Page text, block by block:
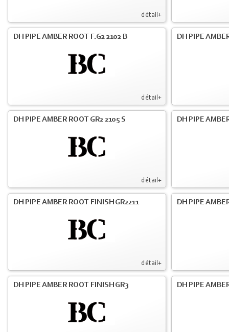
détail+
détail+
DH PIPE AMBER ROOT F.G2 2102 B DH PIPE
détail+
DH PIPE AMBER ROOT GR2 2105 S DH PIPE
détail+
DH PIPE AMBER ROOT FINISH GR2211 DH PIPE
DH PIPE AMBER ROOT FINISH GR3 DH PIPE